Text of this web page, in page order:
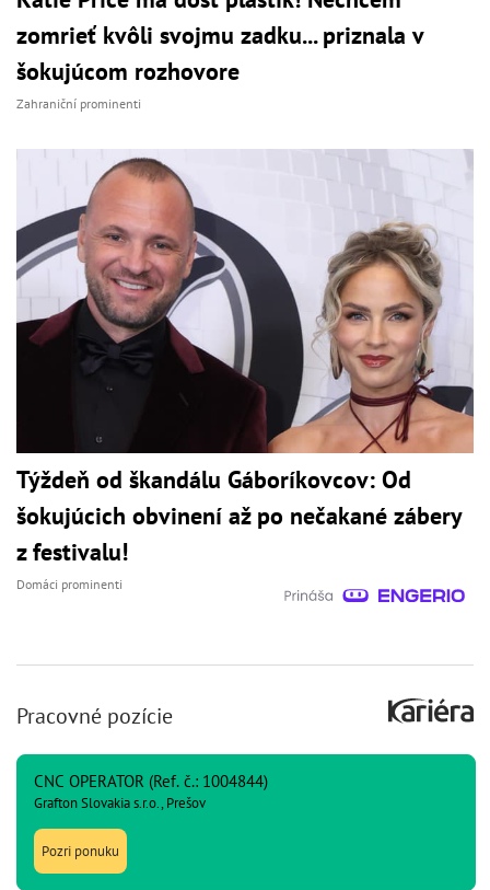
zomrieť kvôli svojmu zadku... priznala v
šokujúcom rozhovore
Zahraniční prominenti
Týždeň od škandálu Gáboríkovcov: Od
šokujúcich obvinení až po nečakané zábery
z festivalu!
Domáci prominenti
Pracovné pozície
CNC OPERATOR (Ref. č.: 1004844)
Grafton Slovakia s.r.o., Prešov
Pozri ponuku